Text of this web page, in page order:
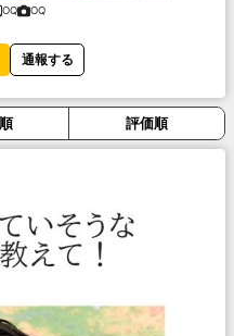
OQ OQ
通報する
評価順